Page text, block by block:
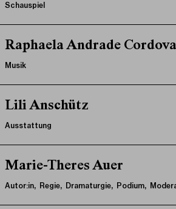
Schauspiel
Raphaela Andrade Cordova
Musik
Lili Anschütz
Ausstattung
Marie-Theres Auer
Autor:in, Regie, Dramaturgie, Podium,